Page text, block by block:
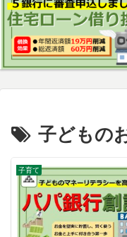
子どもの
子育て